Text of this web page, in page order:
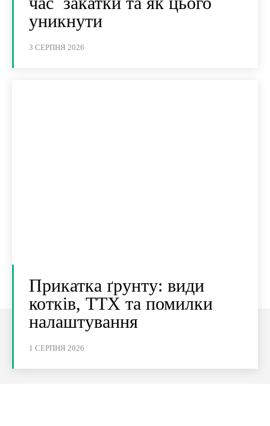
уникнути
3 СЕРПНЯ 2026
Прикатка ґрунту: види
котків, ТТХ та помилки
налаштування
1 СЕРПНЯ 2026